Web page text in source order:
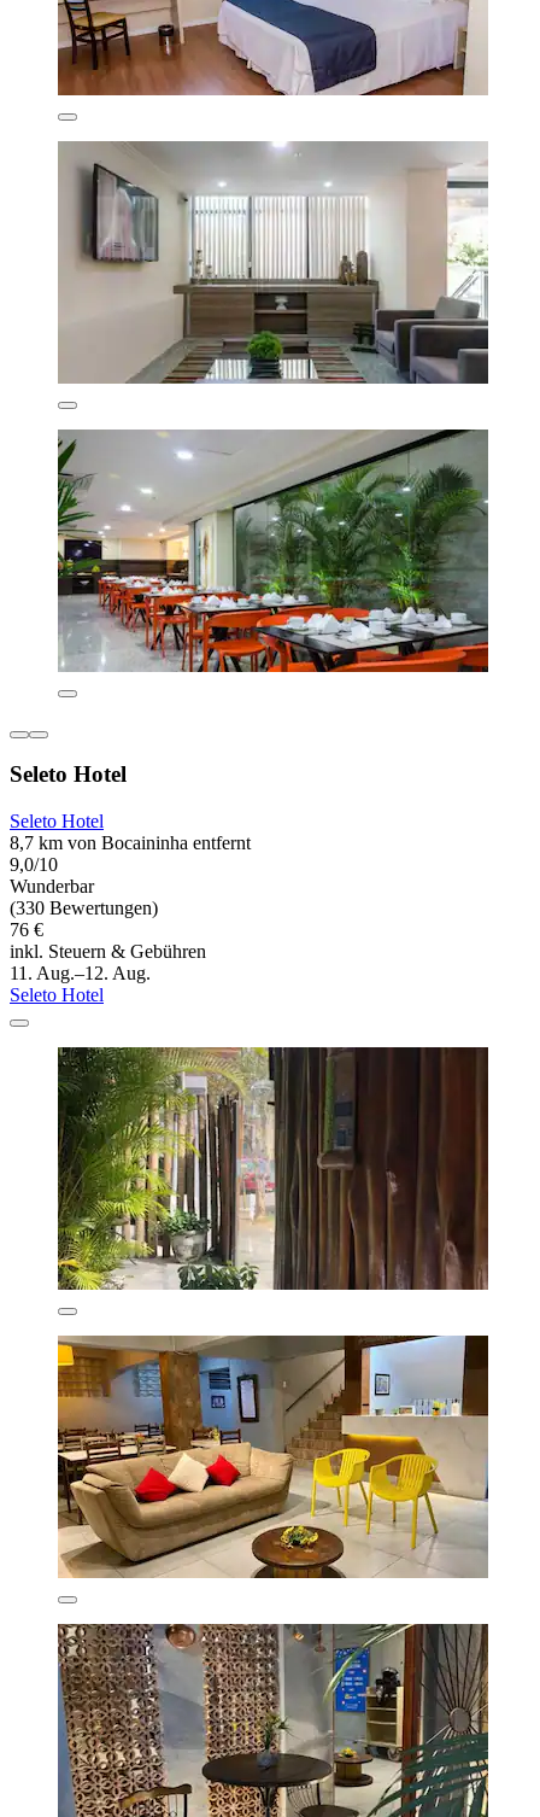
Seleto Hotel
Seleto Hotel
8,7 km von Bocaininha entfernt
9,0/10
Wunderbar
(330 Bewertungen)
76 €
inkl. Steuern & Gebühren
11. Aug.–12. Aug.
Seleto Hotel